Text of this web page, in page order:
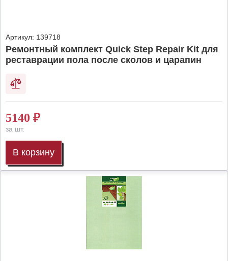
Артикул: 139718
Ремонтный комплект Quick Step Repair Kit для
реставрации пола после сколов и царапин
5140 ₽
за шт.
В корзину